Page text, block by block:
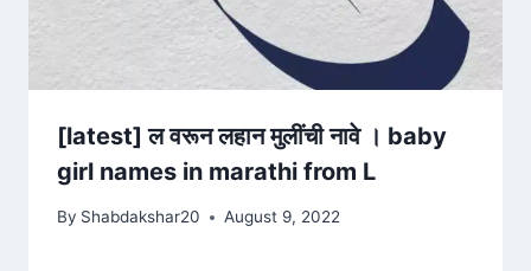
[latest] ल वरून लहान मुलींची नावे । baby
girl names in marathi from L
By Shabdakshar20 August 9, 2022